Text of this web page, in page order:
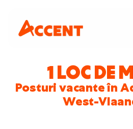
1 LOC DE
Posturi vacante în
West-